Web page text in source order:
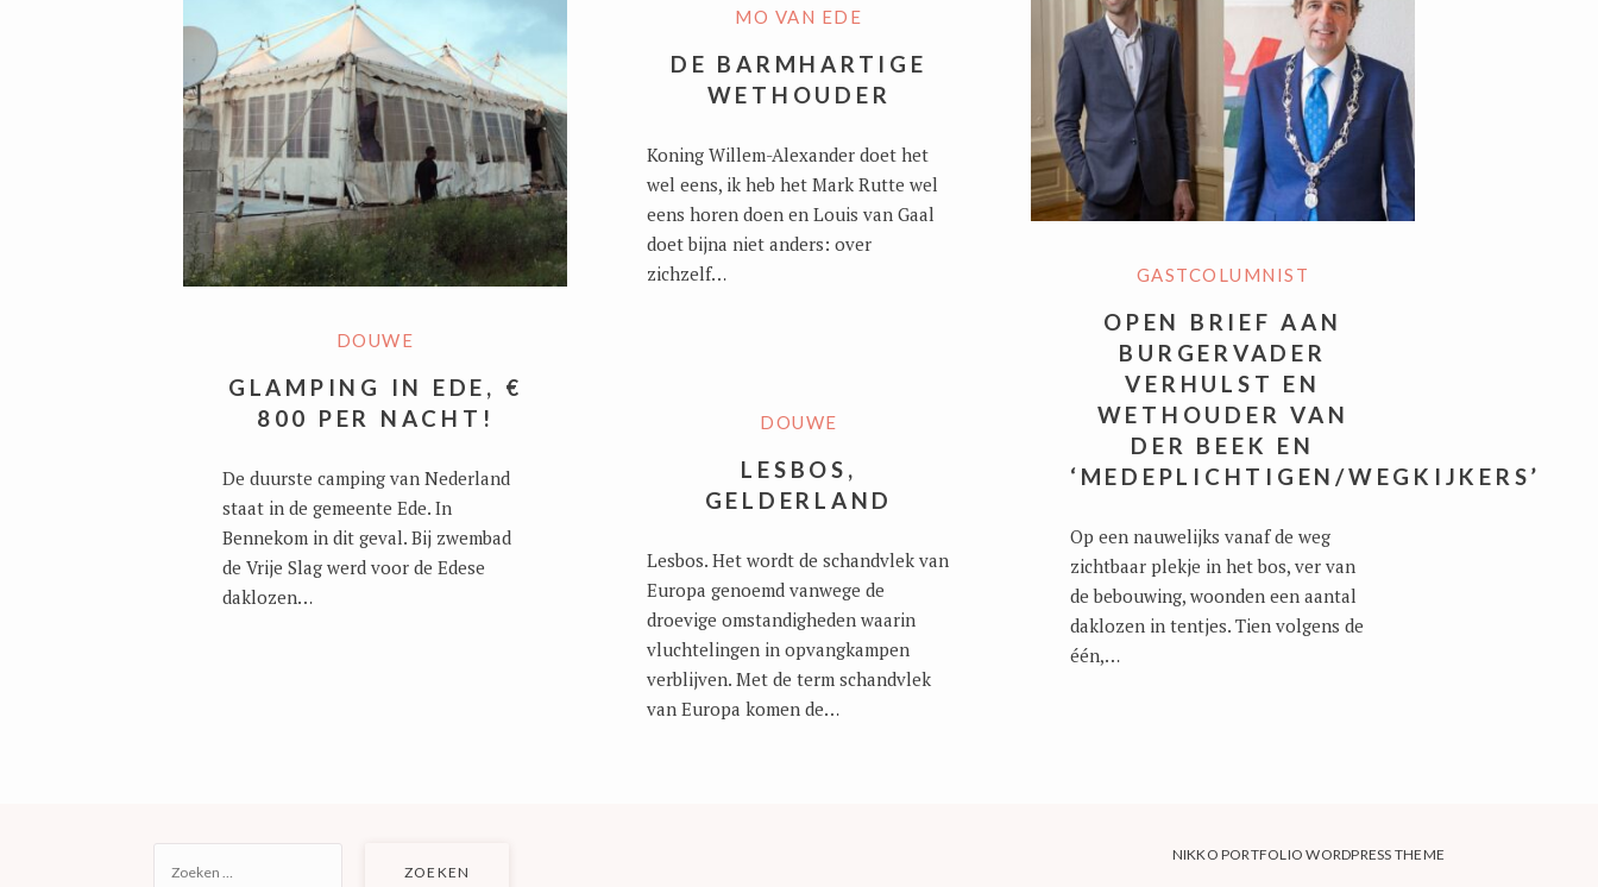
GASTCOLUMNIST
OPEN BRIEF AAN
BURGERVADER
VERHULST EN
WETHOUDER VAN
DER BEEK EN
‘MEDEPLICHTIGEN/WEGKIJKERS’
Op een nauwelijks vanaf de weg
zichtbaar plekje in het bos, ver van
de bebouwing, woonden een aantal
daklozen in tentjes. Tien volgens de
één,…
DOUWE
GLAMPING IN EDE, €
800 PER NACHT!
De duurste camping van Nederland
staat in de gemeente Ede. In
Bennekom in dit geval. Bij zwembad
de Vrije Slag werd voor de Edese
daklozen…
MO VAN EDE
DE BARMHARTIGE
WETHOUDER
Koning Willem-Alexander doet het
wel eens, ik heb het Mark Rutte wel
eens horen doen en Louis van Gaal
doet bijna niet anders: over
zichzelf…
DOUWE
LESBOS,
GELDERLAND
Lesbos. Het wordt de schandvlek van
Europa genoemd vanwege de
droevige omstandigheden waarin
vluchtelingen in opvangkampen
verblijven. Met de term schandvlek
van Europa komen de…
NAAR:
NIKKO PORTFOLIO WORDPRESS THEME